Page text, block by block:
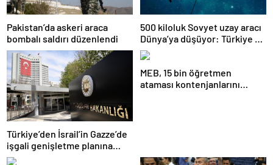
Pakistan’da askeri araca
bombalı saldırı düzenlendi
500 kiloluk Sovyet uzay aracı
Dünya’ya düşüyor: Türkiye de
risk altında
Türkiye’den İsrail’in Gazze’de
işgali genişletme planına
tepki
MEB, 15 bin öğretmen
ataması kontenjanlarını